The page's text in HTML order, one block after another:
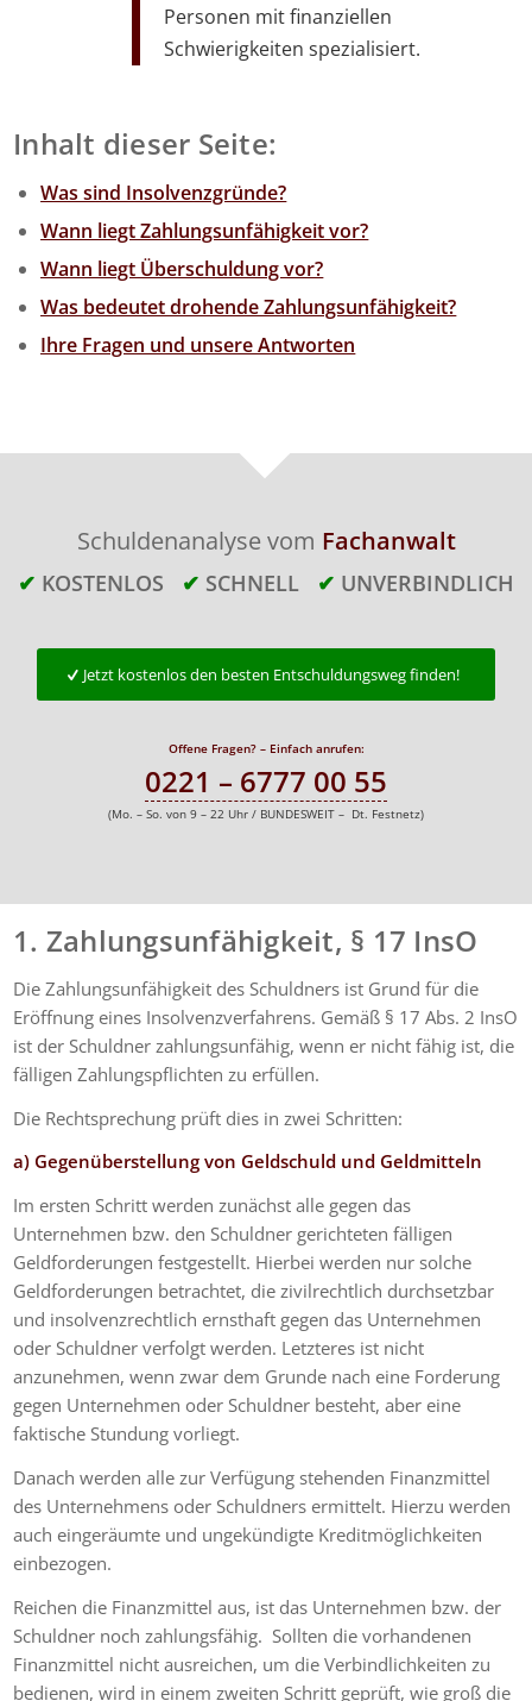
Personen mit finanziellen
Schwierigkeiten spezialisiert.
Inhalt dieser Seite:
Was sind Insolvenzgründe?
Wann liegt Zahlungsunfähigkeit vor?
Wann liegt Überschuldung vor?
Was bedeutet drohende Zahlungsunfähigkeit?
Ihre Fragen und unsere Antworten
Schuldenanalyse vom Fachanwalt
✔ KOSTENLOS ✔ SCHNELL ✔ UNVERBINDLICH
Jetzt kostenlos den besten Entschuldungsweg finden!
Offene Fragen? – Einfach anrufen:
0221 – 6777 00 55
(Mo. – So. von 9 – 22 Uhr / BUNDESWEIT – Dt. Festnetz)
1. Zahlungsunfähigkeit, § 17 InsO
Die Zahlungsunfähigkeit des Schuldners ist Grund für die
Eröffnung eines Insolvenzverfahrens. Gemäß § 17 Abs. 2 InsO
ist der Schuldner zahlungsunfähig, wenn er nicht fähig ist, die
fälligen Zahlungspflichten zu erfüllen.
Die Rechtsprechung prüft dies in zwei Schritten:
a) Gegenüberstellung von Geldschuld und Geldmitteln
Im ersten Schritt werden zunächst alle gegen das
Unternehmen bzw. den Schuldner gerichteten fälligen
Geldforderungen festgestellt. Hierbei werden nur solche
Geldforderungen betrachtet, die zivilrechtlich durchsetzbar
und insolvenzrechtlich ernsthaft gegen das Unternehmen
oder Schuldner verfolgt werden. Letzteres ist nicht
anzunehmen, wenn zwar dem Grunde nach eine Forderung
gegen Unternehmen oder Schuldner besteht, aber eine
faktische Stundung vorliegt.
Danach werden alle zur Verfügung stehenden Finanzmittel
des Unternehmens oder Schuldners ermittelt. Hierzu werden
auch eingeräumte und ungekündigte Kreditmöglichkeiten
einbezogen.
Reichen die Finanzmittel aus, ist das Unternehmen bzw. der
Schuldner noch zahlungsfähig. Sollten die vorhandenen
Finanzmittel nicht ausreichen, um die Verbindlichkeiten zu
bedienen, wird in einem zweiten Schritt geprüft, wie groß die